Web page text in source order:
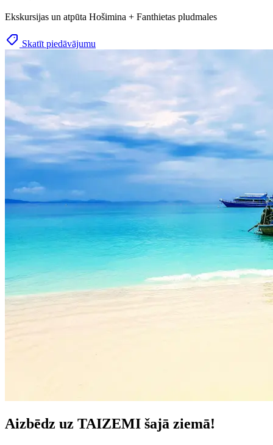
Ekskursijas un atpūta Hošimina + Fanthietas pludmales
Skatīt piedāvājumu
Aizbēdz uz TAIZEMI šajā ziemā!